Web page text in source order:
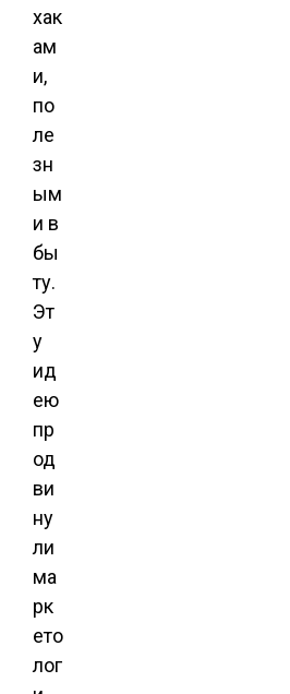
хак
ам
и,
по
ле
зн
ым
и в
бы
ту.
Эт
у
ид
ею
пр
од
ви
ну
ли
ма
рк
ето
лог